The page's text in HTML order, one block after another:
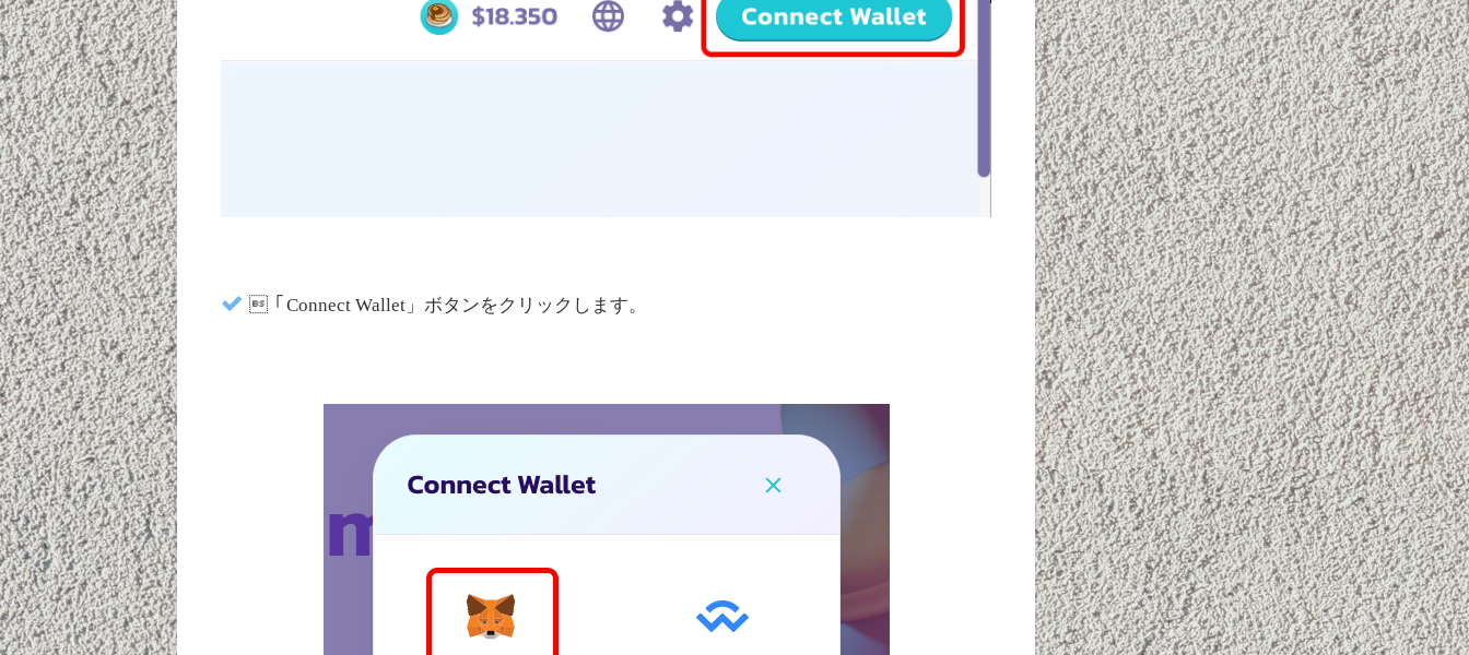
「Connect Wallet」ボタンをクリックします。